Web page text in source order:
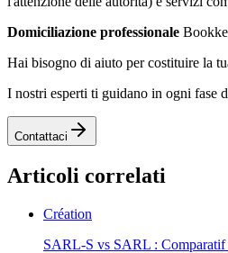
Domiciliazione professionale
Hai bisogno di aiuto per costituire la
I nostri esperti ti guidano in ogni fase
Contattaci
Articoli correlati
Création
SARL-S vs SARL : Comparatif